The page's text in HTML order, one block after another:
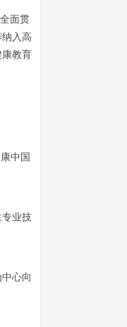
面贯
入高
教育
中国
业技
心向